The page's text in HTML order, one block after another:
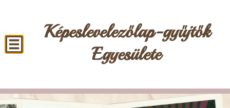
Képeslevelezőlap-gyűjtők
Egyesülete